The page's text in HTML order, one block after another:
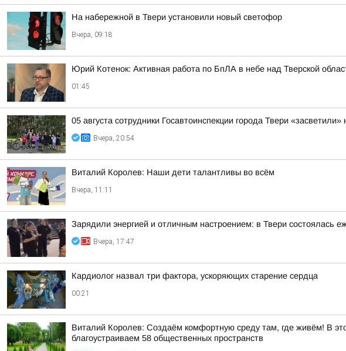
На набережной в Твери установили новый светофор
Вчера, 09:18
Юрий Котенок: Активная работа по БпЛА в небе над Тверской
01:45
05 августа сотрудники Госавтоинспекции города Твери
Вчера, 20:54
Виталий Королев: Наши дети талантливы во всём
Вчера, 11:11
Зарядили энергией и отличным настроением: в Твери состоялась
Вчера, 17:47
Кардиолог назвал три фактора, ускоряющих старение сердца
00:21
Виталий Королев: Создаём комфортную среду там, где живём! В
благоустраиваем 58 общественных пространств